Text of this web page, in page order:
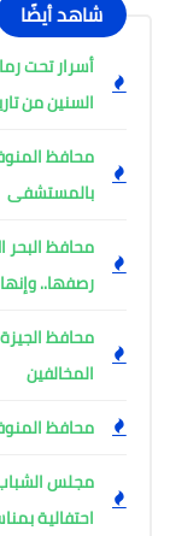
شاهد أيضًا
أسرار تحت
السنين من
محافظ
بالمستشفى
محافظ البحر
رصفها..
محافظ
المخالفين
محافظ
مجلس
احتفالية